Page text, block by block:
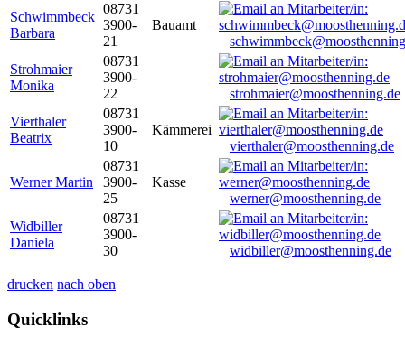
Schwimmbeck
Barbara
08731
3900-
21
Bauamt
Strohmaier
Monika
08731
3900-
22
strohmaier@moosthenning.de
Vierthaler
Beatrix
08731
3900-
10
Kämmerei
vierthaler@moosthenning.de
Werner Martin
08731
3900-
25
Kasse
werner@moosthenning.de
Widbiller
Daniela
08731
3900-
30
widbiller@moosthenning.de
drucken nach oben
Quicklinks